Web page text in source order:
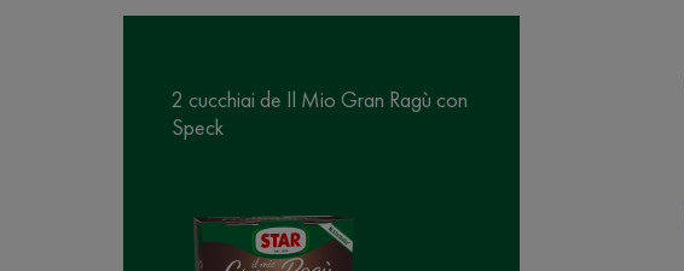
2 cucchiai de Il Mio Gran Ragù con
Speck